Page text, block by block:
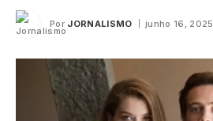
Por JORNALISMO junho 16, 2025